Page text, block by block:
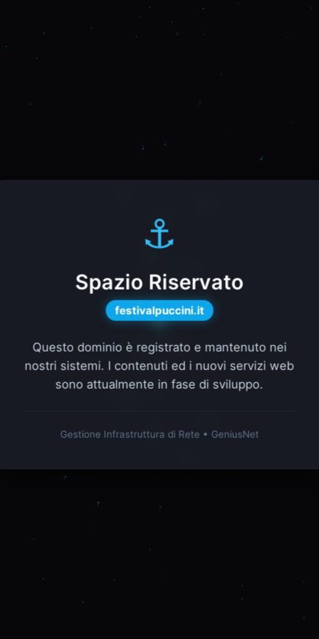
⚓
Spazio Riservato
festivalpuccini.it
Questo dominio è registrato e mantenuto nei
nostri sistemi. I contenuti ed i nuovi servizi web
sono attualmente in fase di sviluppo.
Gestione Infrastruttura di Rete • GeniusNet